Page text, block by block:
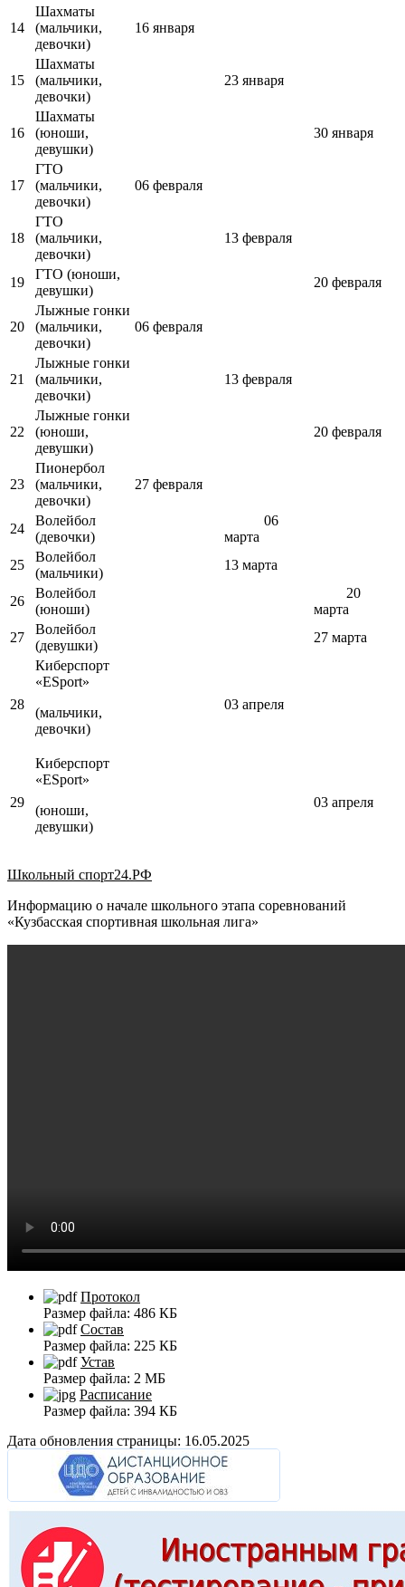
14
Шахматы
(мальчики,
девочки)
16 января
15
Шахматы
(мальчики,
девочки)
23 января
16
Шахматы
(юноши,
девушки)
30 января
17
ГТО
(мальчики,
девочки)
06 февраля
18
ГТО
(мальчики,
девочки)
13 февраля
19
ГТО (юноши,
девушки)
20 февраля
20
Лыжные гонки
(мальчики,
девочки)
06 февраля
21
Лыжные гонки
(мальчики,
девочки)
13 февраля
22
Лыжные гонки
(юноши,
девушки)
20 февраля
23
Пионербол
(мальчики,
девочки)
27 февраля
24
Волейбол
(девочки)
06
марта
25
Волейбол
(мальчики)
13 марта
26
Волейбол
(юноши)
20
марта
27
Волейбол
(девушки)
27 марта
28
Киберспорт
«ESport»
(мальчики,
девочки)
03 апреля
29
Киберспорт
«ESport»
(юноши,
девушки)
03 апреля
Школьный спорт24.РФ
Информацию о начале школьного этапа соревнований
«Кузбасская спортивная школьная лига»
Протокол
Размер файла: 486 КБ
Состав
Размер файла: 225 КБ
Устав
Размер файла: 2 МБ
Расписание
Размер файла: 394 КБ
Дата обновления страницы: 16.05.2025